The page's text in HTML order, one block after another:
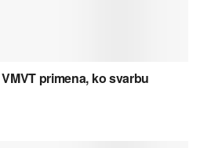
primena, ko svarbu